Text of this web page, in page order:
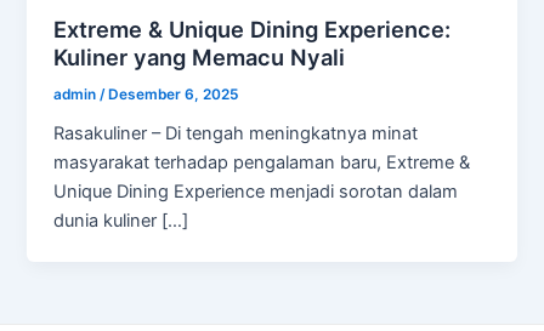
Extreme & Unique Dining Experience:
Kuliner yang Memacu Nyali
admin /Desember 6, 2025
Rasakuliner – Di tengah meningkatnya minat
masyarakat terhadap pengalaman baru, Extreme &
Unique Dining Experience menjadi sorotan dalam
dunia kuliner […]